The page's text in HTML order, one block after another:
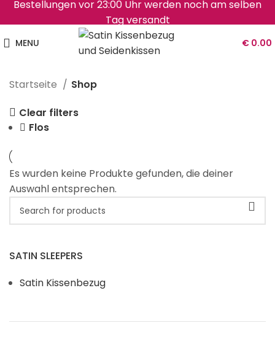
MENU € 0.00
SATIN SLEEPERS
Satin Kissenbezug
Startseite
Shop
Clear filters
Flos
Es wurden keine Produkte gefunden, die deiner
Auswahl entsprechen.
Bestellungen vor 23:00 Uhr werden noch am selben
Tag versandt